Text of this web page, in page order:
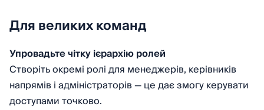
Для великих команд
Упровадьте чітку ієрархію ролей
Створіть окремі ролі для менеджерів, керівників
напрямів і адміністраторів — це дає змогу керувати
доступами точково.